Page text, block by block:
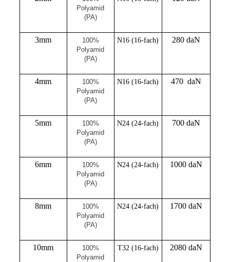
Polyamid
(PA)
3mm
100%
Polyamid
(PA)
N16 (16-fach) 280 daN
4mm
100%
Polyamid
(PA)
N16 (16-fach) 470 daN
5mm
100%
Polyamid
(PA)
N24 (24-fach) 700 daN
6mm
100%
Polyamid
(PA)
N24 (24-fach) 1000 daN
8mm
100%
Polyamid
(PA)
N24 (24-fach) 1700 daN
10mm
100%
Polyamid
T32 (16-fach) 2080 daN